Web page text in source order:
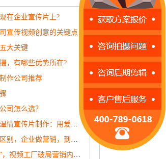
在企业宣传片上?
宣传视频创意的关键点
大关键
，有哪些优势所在?
作公司推荐
司怎么选？
8. 宠物医院连锁品牌温情宣传片制作：用爱与专业治愈每一个毛孩子
9. 宣传片和短视频的区别，企业做营销，到底该选哪个？
10. “无视频，不营销”，视频工厂破局营销内卷！